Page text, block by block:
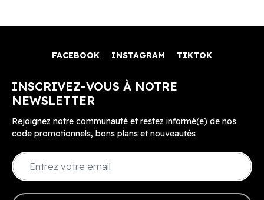
FACEBOOK INSTAGRAM TIKTOK
INSCRIVEZ-VOUS À NOTRE
NEWSLETTER
Rejoignez notre communauté et restez informé(e) de nos
code promotionnels, bons plans et nouveautés